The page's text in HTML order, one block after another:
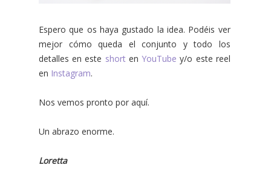
Espero que os haya gustado la idea. Podéis ver
mejor cómo queda el conjunto y todo los
detalles en este short enYouTube y/o este reel
en Instagram.
Nos vemos pronto por aquí.
Un abrazo enorme.
Loretta